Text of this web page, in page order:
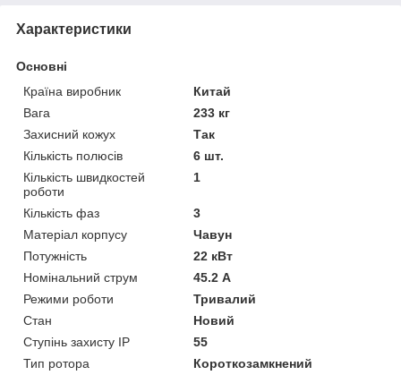
Характеристики
Основні
Країна виробник
Китай
Вага
233 кг
Захисний кожух
Так
Кількість полюсів
6 шт.
Кількість швидкостей
роботи
1
Кількість фаз
3
Матеріал корпусу
Чавун
Потужність
22 кВт
Номінальний струм
45.2 А
Режими роботи
Тривалий
Стан
Новий
Ступінь захисту IP
55
Тип ротора
Короткозамкнений